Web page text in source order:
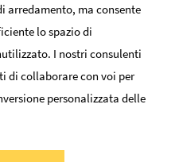
arredamento, ma consente
lo spazio di
I nostri consulenti
di collaborare con voi per
personalizzata delle